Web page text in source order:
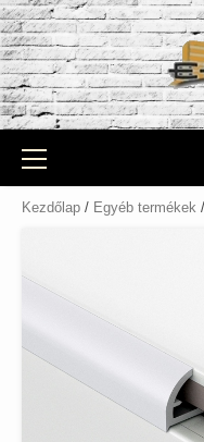
Skip
to
content
Primary
Menu
Kezdőlap / Egyéb termékek /